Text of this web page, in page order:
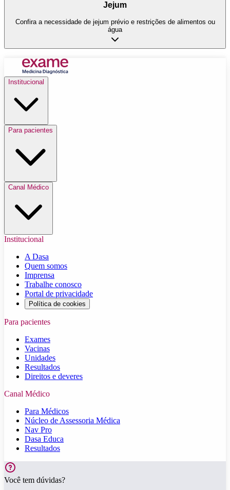
Jejum
Confira a necessidade de jejum prévio e restrições de alimentos ou
água
Institucional
Para pacientes
Canal Médico
Institucional
A Dasa
Quem somos
Imprensa
Trabalhe conosco
Portal de privacidade
Política de cookies
Para pacientes
Exames
Vacinas
Unidades
Resultados
Direitos e deveres
Canal Médico
Para Médicos
Núcleo de Assessoria Médica
Nav Pro
Dasa Educa
Resultados
Você tem dúvidas?